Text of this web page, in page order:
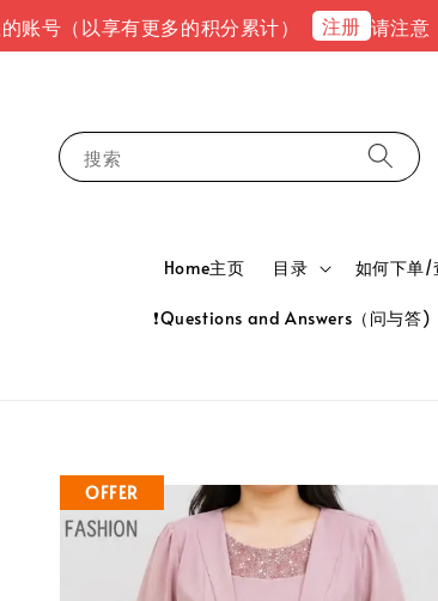
以享有更多的积分累计） 注册 请注意，请
搜索
Home主页 目录 如何下单/
❗Questions and Answers（问与答)
OFFER